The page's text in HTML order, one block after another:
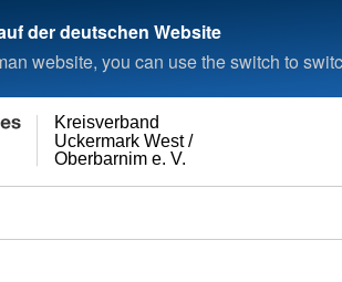
der deutschen Website
website, you can use the switch to
Oberbarnim e. V.
Uckermark West /
Kreisverband